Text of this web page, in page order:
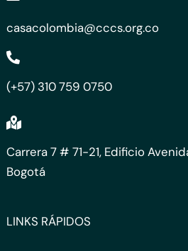
casacolombia@cccs.org.co
(+57) 310 759 0750
Carrera 7 # 71-21, Edificio
Bogotá
LINKS RÁPIDOS